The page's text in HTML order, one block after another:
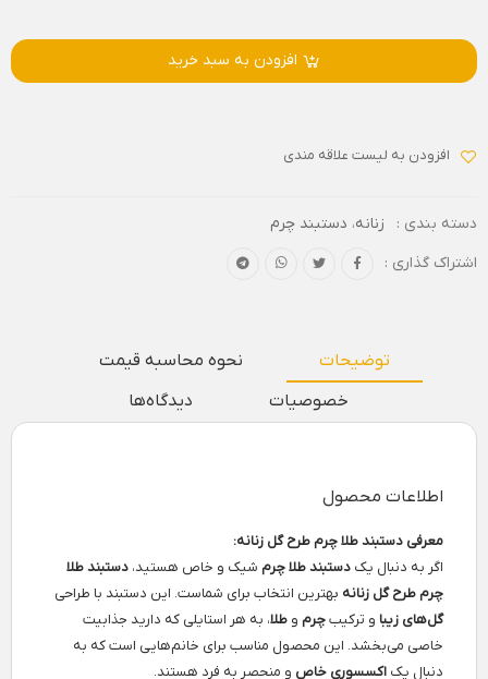
افزودن به سبد خرید
افزودن به لیست علاقه مندی
دسته بندی : زنانه، دستبند چرم
اشتراک گذاری :
توضیحات
نحوه محاسبه قیمت
خصوصیات
دیدگاه‌ها
اطلاعات محصول
معرفی دستبند طلا چرم طرح گل زنانه:
اگر به دنبال یک دستبند طلا چرم شیک و خاص هستید، دستبند طلا
چرم طرح گل زنانه بهترین انتخاب برای شماست. این دستبند با طراحی
گل‌های زیبا و ترکیبچرم و طلا، به هر استایلی که دارید جذابیت
خاصی می‌بخشد. این محصول مناسب برای خانم‌هایی است که به
دنبال یک اکسسوری خاص و منحصر به فرد هستند.